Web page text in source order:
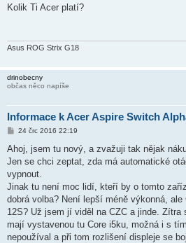
í
e
Kolik Ti Acer platí?
Asus ROG Strix G18
drinobecny
občas něco napíše
Informace k Acer Aspire Switch
P
í
p
ě
v
e
k
24 črc 2016 22:19
Ahoj, jsem tu nový, a zvažuji tak nějak
Jen se chci zeptat, zda má automatické
vypnout.
Jinak tu není moc lidí, kteří by o tomto
dobrá volba? Není lepší méně výkonná,
12S? Už jsem jí viděl na CZC a jinde. Zítra
mají vystavenou tu Core i5ku, možná i s
nepoužíval a při tom rozlišení displeje se